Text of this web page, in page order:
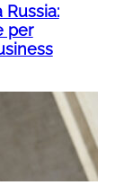
per